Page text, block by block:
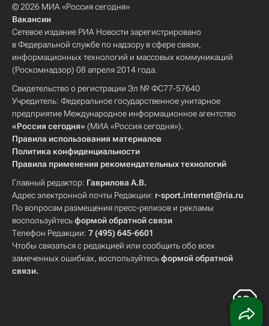
© 2026 МИА «Россия сегодня»
Вакансии
Сетевое издание РИА Новости зарегистрировано
в Федеральной службе по надзору в сфере связи,
информационных технологий и массовых коммуникаций
(Роскомнадзор) 08 апреля 2014 года.
Свидетельство о регистрации Эл № ФС77-57640
Учредитель: Федеральное государственное унитарное
предприятие Международное информационное агентство
«Россия сегодня» (МИА «Россия сегодня»).
Правила использования материалов
Политика конфиденциальности
Правила применения рекомендательных технологий
Главный редактор: Гаврилова А.В.
Адрес электронной почты Редакции: r-sport.internet@ria.ru
По вопросам размещения пресс-релизов и рекламы
воспользуйтесьформой обратной связи
Телефон Редакции: 7 (495) 645-6601
Чтобы связаться с редакцией или сообщить обо всех
замеченных ошибках, воспользуйтесьформой обратной
связи.